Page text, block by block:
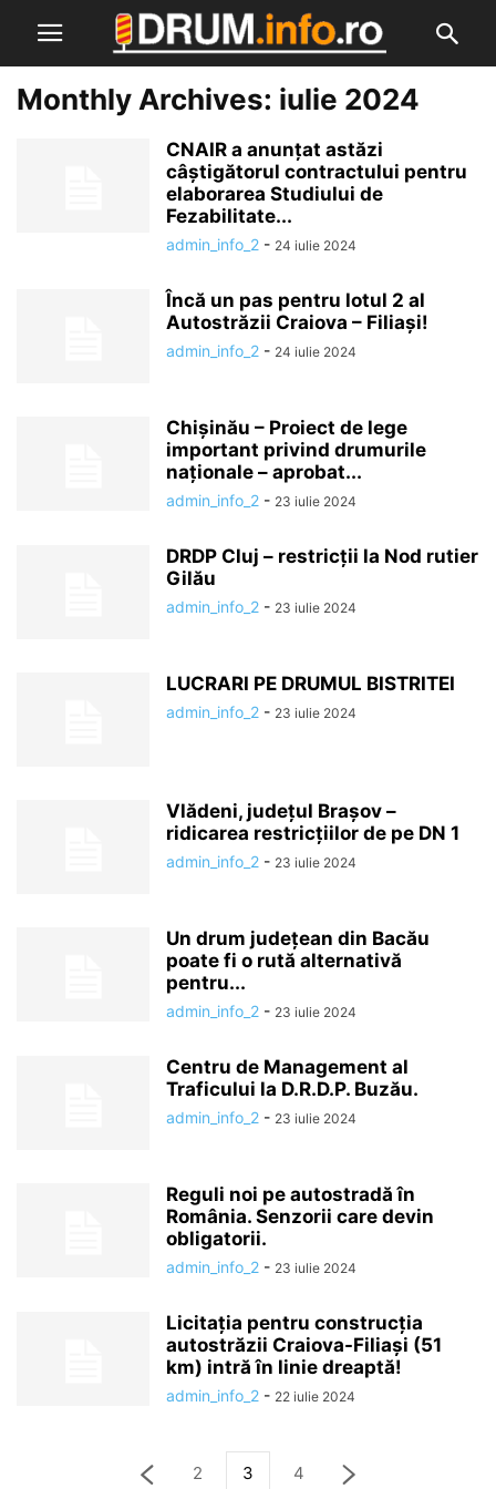
Monthly Archives: iulie 2024
CNAIR a anunțat astăzi
câștigătorul contractului pentru
elaborarea Studiului de
Fezabilitate...
admin_info_2 - 24 iulie 2024
Încă un pas pentru lotul 2 al
Autostrăzii Craiova – Filiași!
admin_info_2 - 24 iulie 2024
Chișinău – Proiect de lege
important privind drumurile
naționale – aprobat...
admin_info_2 - 23 iulie 2024
DRDP Cluj – restricții la Nod rutier
Gilău
admin_info_2 - 23 iulie 2024
LUCRARI PE DRUMUL BISTRITEI
admin_info_2 - 23 iulie 2024
Vlădeni, județul Brașov –
ridicarea restricţiilor de pe DN 1
admin_info_2 - 23 iulie 2024
Un drum județean din Bacău
poate fi o rută alternativă
pentru...
admin_info_2 - 23 iulie 2024
Centru de Management al
Traficului la D.R.D.P. Buzău.
admin_info_2 - 23 iulie 2024
Reguli noi pe autostradă în
România. Senzorii care devin
obligatorii.
admin_info_2 - 23 iulie 2024
Licitația pentru construcția
autostrăzii Craiova-Filiași (51
km) intră în linie dreaptă!
admin_info_2 - 22 iulie 2024
2 3 4